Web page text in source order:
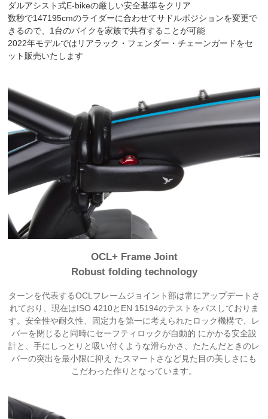
ダルアシスト式E-bikeの厳しい安全基準をクリア
数秒で147195cmのライダーに合わせてサドルポジションを変更で
きるので、1台のバイクを家族で共有することが可能
2022年モデルではリアラック・フェンダー・チェーンガードをセ
ット販売いたします
OCL+ Frame Joint
Robust folding technology
ターンを代表するOCLフレームジョイント部は常にアップデートさ
れており、現在はISO 4210とEN 15194のテストをパスしておりま
す。安全性や耐久性、固定力を第一に考えられたロック機構で、レ
バーを閉じると同時にセーフティロックが自動的 にかかる安全設
計と、手にしっとりと吸い付くような滑らかさ、たたんだときのレ
バーの突出を最小限に抑え たスマートさなど見た目の美しさにも
こだわった作りとなっています。